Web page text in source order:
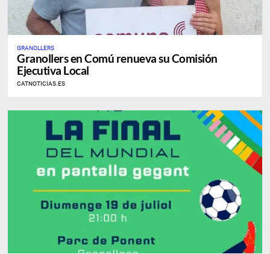
GRANOLLERS
Granollers en Comú renueva su Comisión
Ejecutiva Local
CATNOTICIAS.ES